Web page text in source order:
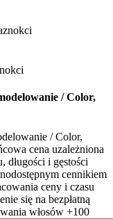
/ Color,
/ Color,
cena uzależniona
długości i gęstości
cennikiem
ceny i czasu
się na bezpłatną
włosów +100